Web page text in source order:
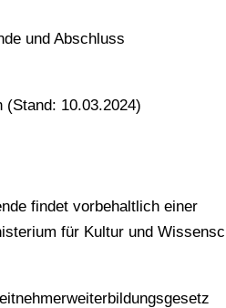
und Abschluss
(Stand: 10.03.2024)
findet vorbehaltlich einer
für Kultur und